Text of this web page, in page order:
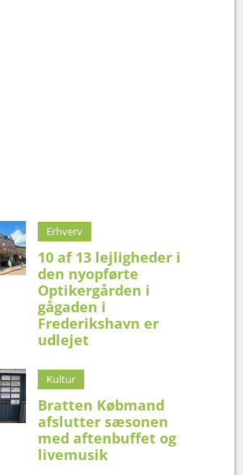
Erhverv
10 af 13 lejligheder i
den nyopførte
Optikergården i
gågaden i
Frederikshavn er
udlejet
Kultur
Bratten Købmand
afslutter sæsonen
med aftenbuffet og
livemusik